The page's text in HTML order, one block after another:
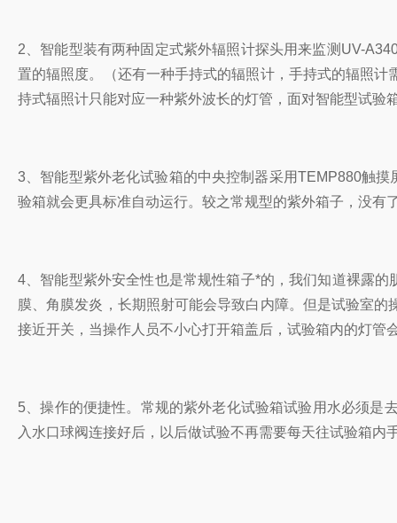
2、智能型装有两种固定式紫外辐照计探头用来监测UV-
置的辐照度。（还有一种手持式的辐照计，手持式的辐照
持式辐照计只能对应一种紫外波长的灯管，面对智能型试
3、智能型紫外老化试验箱的中央控制器采用TEMP880触
验箱就会更具标准自动运行。较之常规型的紫外箱子，没
4、智能型紫外安全性也是常规性箱子*的，我们知道裸露
膜、角膜发炎，长期照射可能会导致白内障。但是试验室
接近开关，当操作人员不小心打开箱盖后，试验箱内的灯
5、操作的便捷性。常规的紫外老化试验箱试验用水必须是
入水口球阀连接好后，以后做试验不再需要每天往试验箱